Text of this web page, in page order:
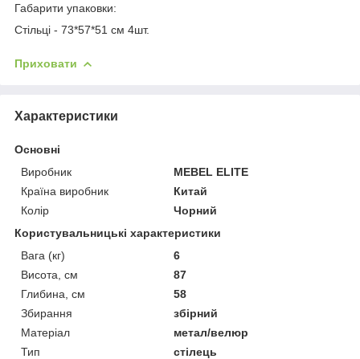
Габарити упаковки:
Стільці - 73*57*51 см 4шт.
Приховати
Характеристики
Основні
Виробник
MEBEL ELITE
Країна виробник
Китай
Колір
Чорний
Користувальницькі характеристики
Вага (кг)
6
Висота, см
87
Глибина, см
58
Збирання
збірний
Матеріал
метал/велюр
Тип
стілець